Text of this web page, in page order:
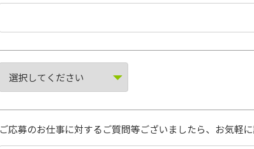
ご応募のお仕事に対するご質問等ございましたら、お気軽